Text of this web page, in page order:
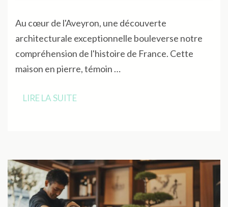
Au cœur de l'Aveyron, une découverte
architecturale exceptionnelle bouleverse notre
compréhension de l'histoire de France. Cette
maison en pierre, témoin …
LIRE LA SUITE